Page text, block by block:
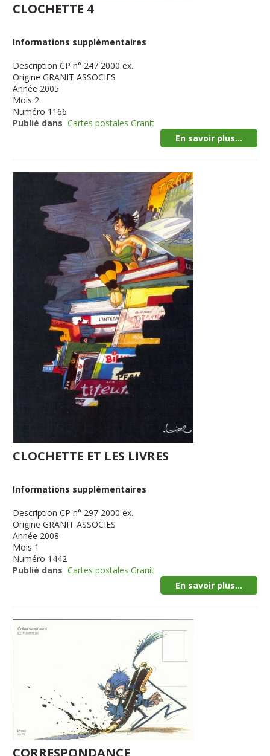
CLOCHETTE 4
Informations supplémentaires
Description CP n° 247 2000 ex.
Origine GRANIT ASSOCIES
Année 2005
Mois 2
Numéro 1166
Publié dans Cartes postales Granit
En savoir plus...
CLOCHETTE ET LES LIVRES
Informations supplémentaires
Description CP n° 297 2000 ex.
Origine GRANIT ASSOCIES
Année 2008
Mois 1
Numéro 1442
Publié dans Cartes postales Granit
En savoir plus...
CORRESPONDANCE